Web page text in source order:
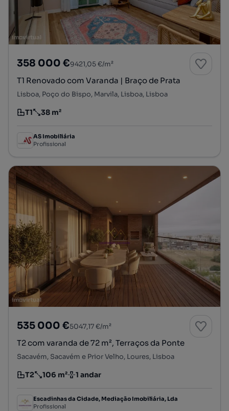
358 000 €9421,05 €/m²
T1 Renovado com Varanda | Braço de Prata
Lisboa, Poço do Bispo, Marvila, Lisboa, Lisboa
Tipologia
T1
Preço por metro quadrado
38 m²
AS Imobiliária
Profissional
535 000 €5047,17 €/m²
T2 com varanda de 72 m², Terraços da Ponte
Sacavém, Sacavém e Prior Velho, Loures, Lisboa
Tipologia
T2
Preço por metro quadrado
106 m²
Andar 1 andar
Escadinhas da Cidade, Mediação Imobiliária, Lda
Profissional